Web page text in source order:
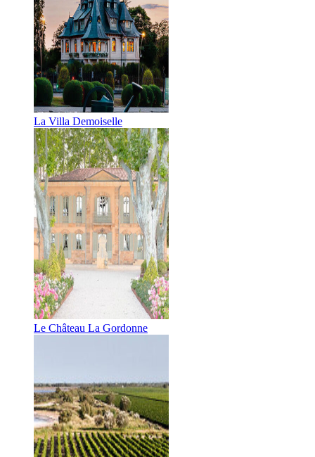
La Villa Demoiselle
Le Château La Gordonne